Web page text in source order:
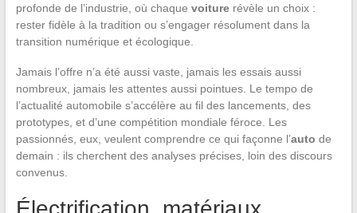
profonde de l’industrie, où chaque voiturerévèle un choix :
rester fidèle à la tradition ou s’engager résolument dans la
transition numérique et écologique.
Jamais l’offre n’a été aussi vaste, jamais les essais aussi
nombreux, jamais les attentes aussi pointues. Le tempo de
l’actualité automobile s’accélère au fil des lancements, des
prototypes, et d’une compétition mondiale féroce. Les
passionnés, eux, veulent comprendre ce qui façonne l’auto de
demain : ils cherchent des analyses précises, loin des discours
convenus.